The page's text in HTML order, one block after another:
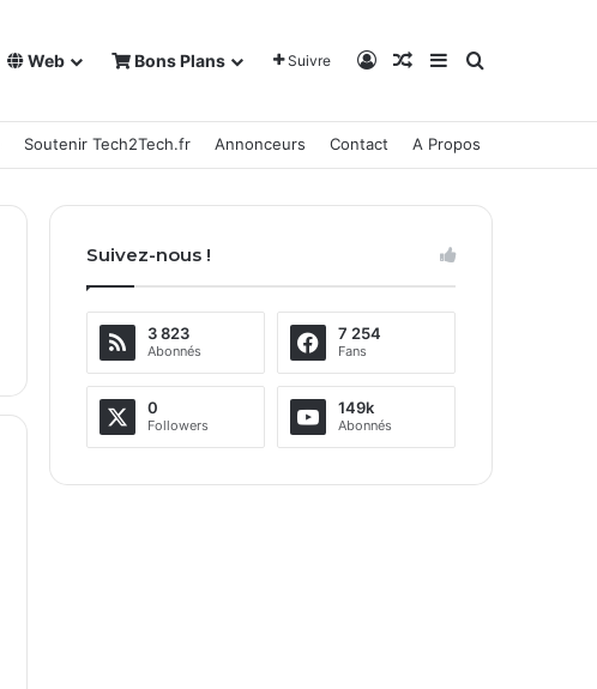
Web Bons Plans Suivre Connexion
Article Aléatoire
Sidebar (barre
Rechercher
Soutenir Tech2Tech.fr Annonceurs Contact A Propos
Suivez-nous !
3 823
Abonnés
7 254
Fans
0
Followers
149k
Abonnés